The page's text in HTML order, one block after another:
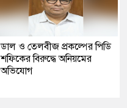
ডাল ও তেলবীজ প্রকল্পের পিডি
শফিকের বিরুদ্ধে অনিয়মের
অভিযোগ